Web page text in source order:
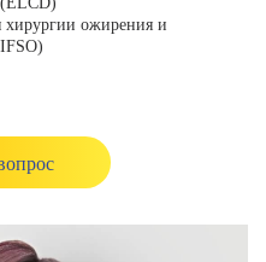
хирургии ожирения и